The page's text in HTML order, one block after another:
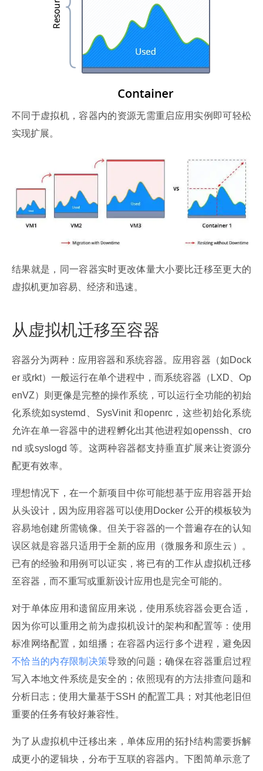
不同于虚拟机，容器内的资源无需重启应用实例即可轻松
实现扩展。
结果就是，同一容器实时更改体量大小要比迁移至更大的
虚拟机更加容易、经济和迅速。
从虚拟机迁移至容器
容器分为两种：应用容器和系统容器。应用容器（如Dock
er 或rkt）一般运行在单个进程中，而系统容器（LXD、Op
enVZ）则更像是完整的操作系统，可以运行全功能的初始
化系统如systemd、SysVinit 和openrc，这些初始化系统
允许在单一容器中的进程孵化出其他进程如openssh、cro
nd 或syslogd 等。这两种容器都支持垂直扩展来让资源分
配更有效率。
理想情况下，在一个新项目中你可能想基于应用容器开始
从头设计，因为应用容器可以使用Docker 公开的模板较为
容易地创建所需镜像。但关于容器的一个普遍存在的认知
误区就是容器只适用于全新的应用（微服务和原生云）。
已有的经验和用例可以证实，将已有的工作从虚拟机迁移
至容器，而不重写或重新设计应用也是完全可能的。
对于单体应用和遗留应用来说，使用系统容器会更合适，
因为你可以重用之前为虚拟机设计的架构和配置等：使用
标准网络配置，如组播；在容器内运行多个进程，避免因
不恰当的内存限制决策导致的问题；确保在容器重启过程
写入本地文件系统是安全的；依照现有的方法排查问题和
分析日志；使用大量基于SSH 的配置工具；对其他老旧但
重要的任务有较好兼容性。
为了从虚拟机中迁移出来，单体应用的拓扑结构需要拆解
成更小的逻辑块，分布于互联的容器内。下图简单示意了